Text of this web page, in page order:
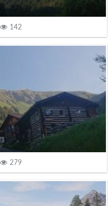
142
279